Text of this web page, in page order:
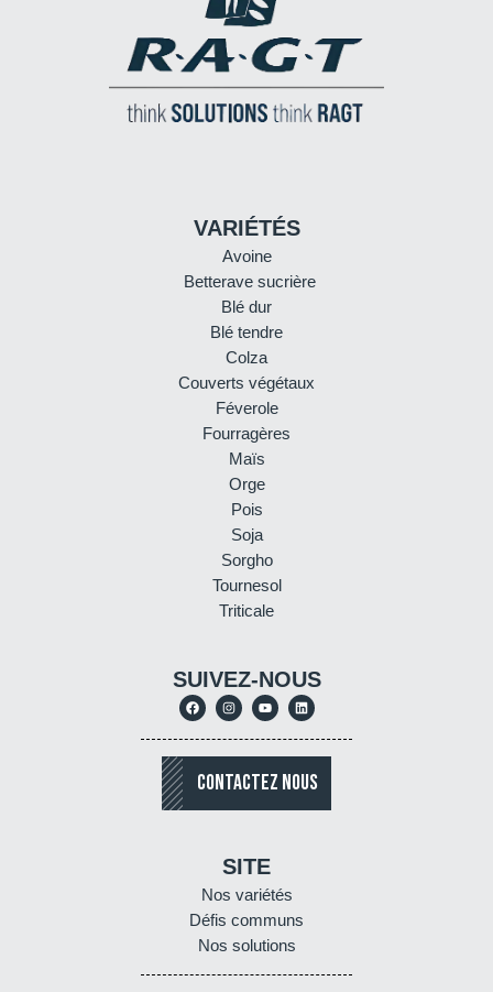
VARIÉTÉS
Avoine
Betterave sucrière
Blé dur
Blé tendre
Colza
Couverts végétaux
Féverole
Fourragères
Maïs
Orge
Pois
Soja
Sorgho
Tournesol
Triticale
SUIVEZ-NOUS
CONTACTEZ NOUS
SITE
Nos variétés
Défis communs
Nos solutions